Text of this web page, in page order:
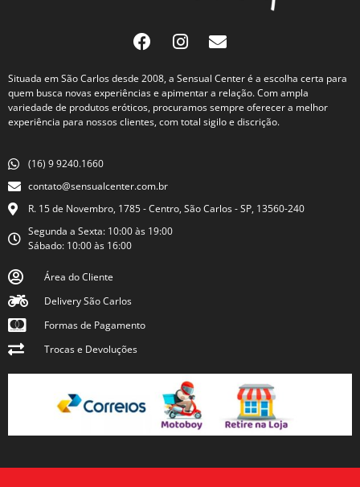
Situada em São Carlos desde 2008, a Sensual Center é a escolha certa para
quem busca novas experiências e apimentar a relação. Com ampla
variedade de produtos eróticos, procuramos sempre oferecer a melhor
experiência para nossos clientes, com total sigilo e discrição.
(16) 9 9240.1660
contato@sensualcenter.com.br
R. 15 de Novembro, 1785 - Centro, São Carlos - SP, 13560-240
Segunda a Sexta: 10:00 às 19:00
Sábado: 10:00 às 16:00
Área do Cliente
Delivery São Carlos
Formas de Pagamento
Trocas e Devoluções